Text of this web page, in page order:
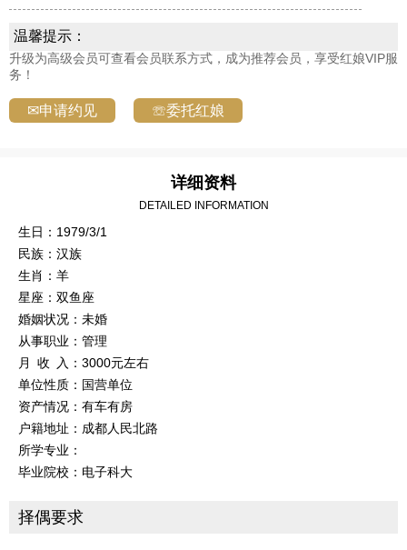
温馨提示：
升级为高级会员可查看会员联系方式，成为推荐会员，享受红娘VIP服
务！
✉申请约见 ☏委托红娘
详细资料
DETAILED INFORMATION
生日：1979/3/1
民族：汉族
生肖：羊
星座：双鱼座
婚姻状况：未婚
从事职业：管理
月 收 入：3000元左右
单位性质：国营单位
资产情况：有车有房
户籍地址：成都人民北路
所学专业：
毕业院校：电子科大
择偶要求